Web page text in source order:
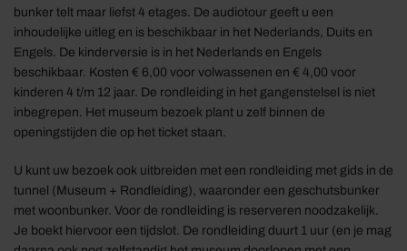
bunker telt maar liefst 4 etages. De audiotour geeft u een
inhoudelijke uitleg en is beschikbaar in het Nederlands, Duits en
Engels. De kinderversie is in het Nederlands en Engels
beschikbaar. Kosten € 6,00 voor volwassenen en € 4,00 voor
kinderen 4 t/m 12 jaar. De rondleiding in het gangenstelsel is niet
inbegrepen. Het museum bezoek plant u zelf binnen de
openingstijden die op het ticket staan.
U kunt uw bezoek ook uitbreiden met een rondleiding met gids in de
tunnel (Museum + Rondleiding), waaronder een geschutsbunker
met woonbunker. Voor de rondleiding is reserveren noodzakelijk.
Je boekt hiervoor een tijdslot. De rondleiding duurt 1 uur (en je mag